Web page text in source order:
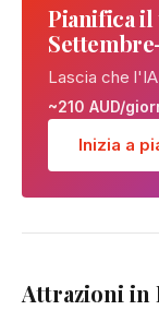
Pianifica il
Lascia che
~210 AUD/
Inizia a
Attrazioni in
Attrazione
Gola di Loch